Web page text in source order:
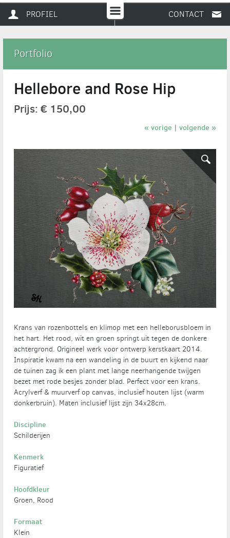
PROFIEL CONTACT
Portfolio
Hellebore and Rose Hip
Prijs: € 150,00
« vorige | volgende »
Krans van rozenbottels en klimop met een helleborusbloem in
het hart. Het rood, wit en groen springt uit tegen de donkere
achtergrond. Origineel werk voor ontwerp kerstkaart 2014.
Inspiratie kwam na een wandeling in de buurt en kijkend naar
de tuinen zag ik een plant met lange neerhangende twijgen
bezet met rode besjes zonder blad. Perfect voor een krans.
Acrylverf & muurverf op canvas, inclusief houten lijst (warm
donkerbruin). Maten inclusief lijst zijn 34x28cm.
Discipline
Schilderijen
Kenmerk
Figuratief
Hoofdkleur
Groen, Rood
Formaat
Klein